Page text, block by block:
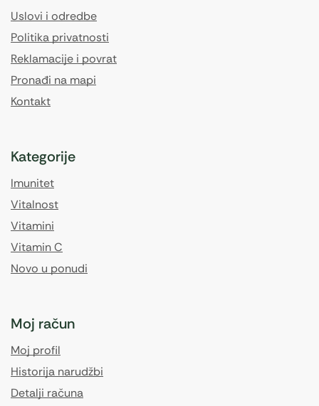
Uslovi i odredbe
Politika privatnosti
Reklamacije i povrat
Pronađi na mapi
Kontakt
Kategorije
Imunitet
Vitalnost
Vitamini
Vitamin C
Novo u ponudi
Moj račun
Moj profil
Historija narudžbi
Detalji računa